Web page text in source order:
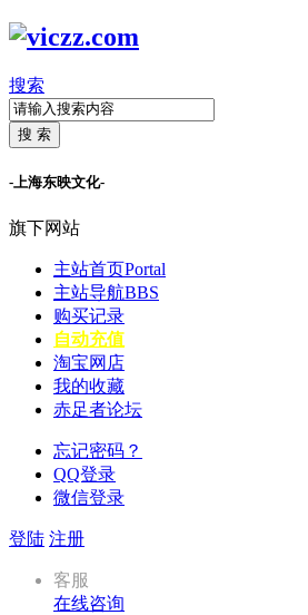
搜索
搜 索
-上海东映文化-
旗下网站
主站首页Portal
主站导航BBS
购买记录
自动充值
淘宝网店
我的收藏
赤足者论坛
忘记密码？
QQ登录
微信登录
登陆 注册
客服
在线咨询